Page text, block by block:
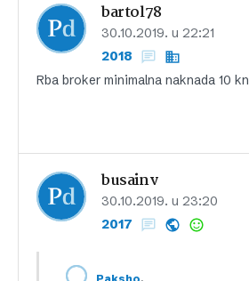
bartol78
30.10.2019. u 22:21
2018
Rba broker minimalna naknada 10 kn
busainv
30.10.2019. u 23:20
2017
,